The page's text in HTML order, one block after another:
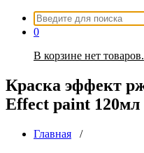
Искать:
0
В корзине нет товаров.
Краска эффект
Effect paint 120мл
Главная /